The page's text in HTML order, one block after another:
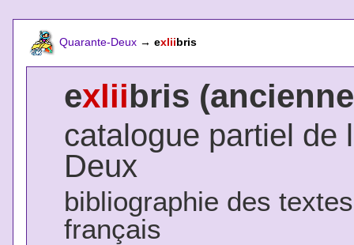
Quarante-Deux → exliibris
exliibris
catalogue partiel de
Deux
bibliographie des
français